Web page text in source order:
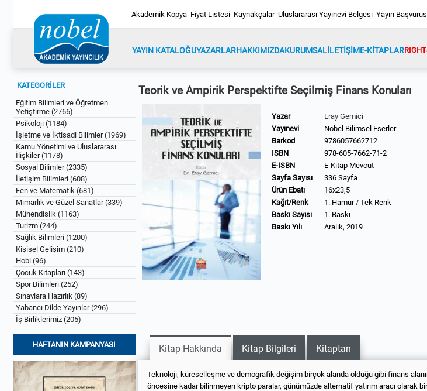
Akademik Kopya Fiyat Listesi Kaynakçalar Uluslararası Yayınevi Belgesi Yayın
YAYIN KATALOĞUYAZARLARHAKKIMIZDAKURUMSALİLETİŞİME-KİTAPLAR
KATEGORİLER
Eğitim Bilimleri ve Öğretmen
Yetiştirme (2766)
Psikoloji (1184)
İşletme ve İktisadi Bilimler (1969)
Kamu Yönetimi ve Uluslararası
İlişkiler (1178)
Sosyal Bilimler (2335)
İletişim Bilimleri (608)
Fen ve Matematik (681)
Mimarlık ve Güzel Sanatlar (339)
Mühendislik (1163)
Turizm (244)
Sağlık Bilimleri (1200)
Kişisel Gelişim (210)
Hobi (96)
Çocuk Kitapları (143)
Spor Bilimleri (252)
Sınavlara Hazırlık (89)
Yabancı Dilde Yayınlar (296)
İş Birliklerimiz (205)
HAFTANIN KAMPANYASI
Teorik ve Ampirik Perspektifte Seçilmiş Finans Konuları
Yazar
Eray Gemici
Yayınevi
Nobel Bilimsel Eserler
Barkod
9786057662712
ISBN
978-605-7662-71-2
E-ISBN
E-Kitap Mevcut
Sayfa Sayısı
336 Sayfa
Ürün Ebatı
16x23,5
Kağıt/Renk
1. Hamur / Tek Renk
Baskı Sayısı
1. Baskı
Baskı Yılı
Aralık, 2019
Kitap Hakkında Kitap Bilgileri Kitaptan
Teknoloji, küreselleşme ve demografik değişim birçok alanda olduğu gibi finans
öncesine kadar bilinmeyen kripto paralar, günümüzde alternatif yatırım aracı olarak